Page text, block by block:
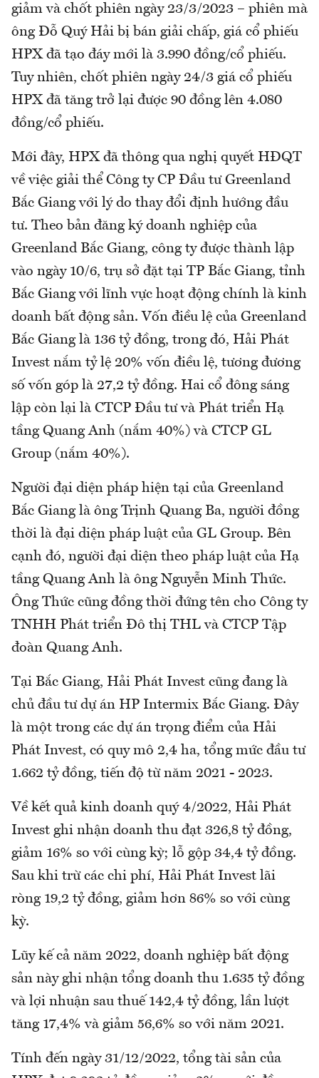
giảm và chốt phiên ngày 23/3/2023 – phiên mà
ông Đỗ Quý Hải bị bán giải chấp, giá cổ phiếu
HPX đã tạo đáy mới là 3.990 đồng/cổ phiếu.
Tuy nhiên, chốt phiên ngày 24/3 giá cổ phiếu
HPX đã tăng trở lại được 90 đồng lên 4.080
đồng/cổ phiếu.
Mới đây, HPX đã thông qua nghị quyết HĐQT
về việc giải thể Công ty CP Đầu tư Greenland
Bắc Giang với lý do thay đổi định hướng đầu
tư. Theo bản đăng ký doanh nghiệp của
Greenland Bắc Giang, công ty được thành lập
vào ngày 10/6, trụ sở đặt tại TP Bắc Giang, tỉnh
Bắc Giang với lĩnh vực hoạt động chính là kinh
doanh bất động sản. Vốn điều lệ của Greenland
Bắc Giang là 136 tỷ đồng, trong đó, Hải Phát
Invest nắm tỷ lệ 20% vốn điều lệ, tương đương
số vốn góp là 27,2 tỷ đồng. Hai cổ đông sáng
lập còn lại là CTCP Đầu tư và Phát triển Hạ
tầng Quang Anh (nắm 40%) và CTCP GL
Group (nắm 40%).
Người đại diện pháp hiện tại của Greenland
Bắc Giang là ông Trịnh Quang Ba, người đồng
thời là đại diện pháp luật của GL Group. Bên
cạnh đó, người đại diện theo pháp luật của Hạ
tầng Quang Anh là ông Nguyễn Minh Thức.
Ông Thức cũng đồng thời đứng tên cho Công ty
TNHH Phát triển Đô thị THL và CTCP Tập
đoàn Quang Anh.
Tại Bắc Giang, Hải Phát Invest cũng đang là
chủ đầu tư dự án HP Intermix Bắc Giang. Đây
là một trong các dự án trọng điểm của Hải
Phát Invest, có quy mô 2,4 ha, tổng mức đầu tư
1.662 tỷ đồng, tiến độ từ năm 2021 - 2023.
Về kết quả kinh doanh quý 4/2022, Hải Phát
Invest ghi nhận doanh thu đạt 326,8 tỷ đồng,
giảm 16% so với cùng kỳ; lỗ gộp 34,4 tỷ đồng.
Sau khi trừ các chi phí, Hải Phát Invest lãi
ròng 19,2 tỷ đồng, giảm hơn 86% so với cùng
kỳ.
Lũy kế cả năm 2022, doanh nghiệp bất động
sản này ghi nhận tổng doanh thu 1.635 tỷ đồng
và lợi nhuận sau thuế 142,4 tỷ đồng, lần lượt
tăng 17,4% và giảm 56,6% so với năm 2021.
Tính đến ngày 31/12/2022, tổng tài sản của